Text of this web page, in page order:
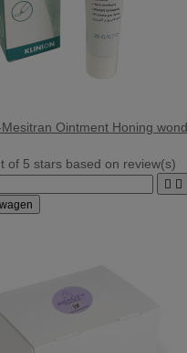
Ointment Honing
of 5 stars based on review(s)
 